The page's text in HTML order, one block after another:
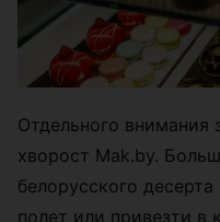
Отдельного внимания
хворост Mak.by.
белорусского
полет или привезти в